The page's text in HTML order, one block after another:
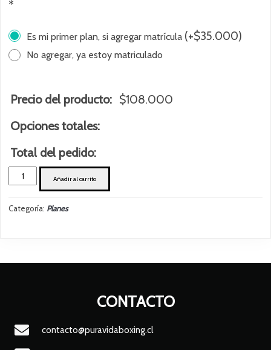
*
Es mi primer plan, si agregar matrícula (+$35.000)
No agregar, ya estoy matriculado
Precio del producto: $108.000
Opciones totales:
Total del pedido:
CLASES
cantidad
Añadir al carrito
Categoría: Planes
CONTACTO
contacto@puravidaboxing.cl